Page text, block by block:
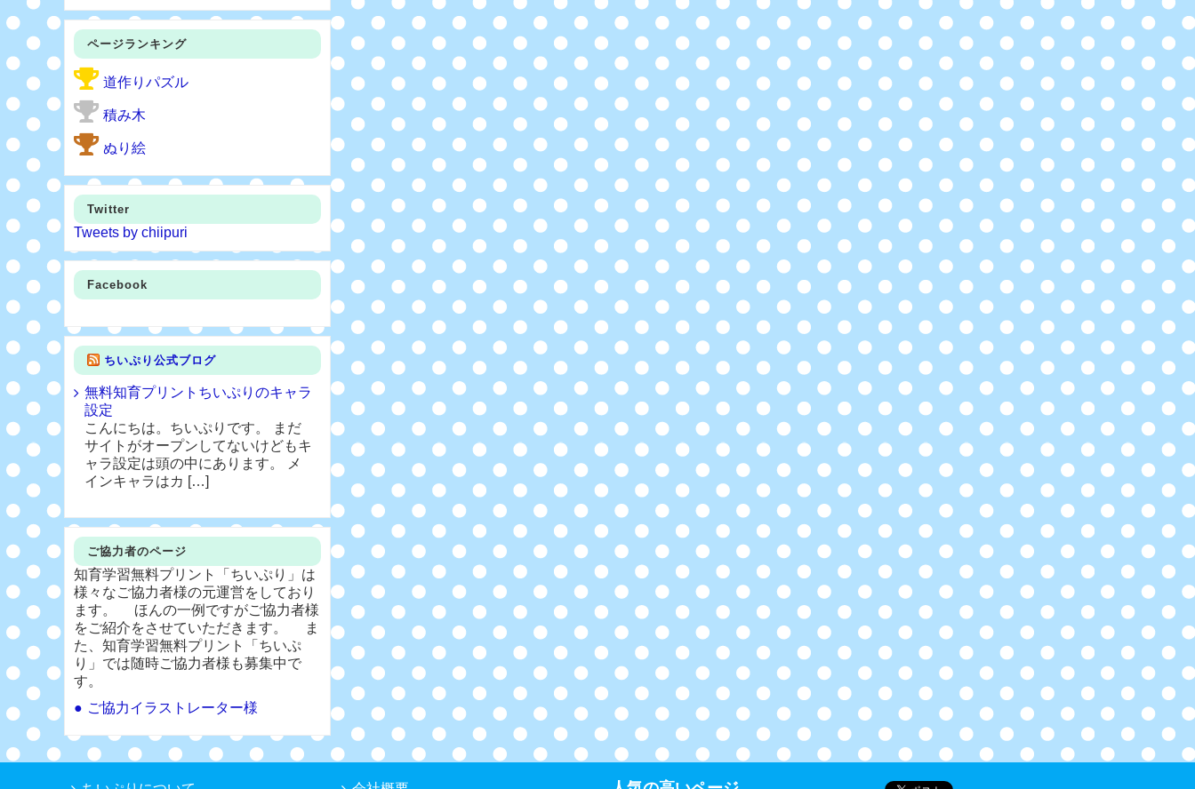
ページランキング
道作りパズル
積み木
ぬり絵
Twitter
Tweets by chiipuri
Facebook
ちいぷり公式ブログ
無料知育プリントちいぷりのキャラ
設定
こんにちは。ちいぷりです。 まだ
サイトがオープンしてないけどもキ
ャラ設定は頭の中にあります。 メ
インキャラはカ […]
ご協力者のページ
知育学習無料プリント「ちいぷり」は
様々なご協力者様の元運営をしており
ます。 ほんの一例ですがご協力者様
をご紹介をさせていただきます。 ま
た、知育学習無料プリント「ちいぷ
り」では随時ご協力者様も募集中で
す。
ご協力イラストレーター様